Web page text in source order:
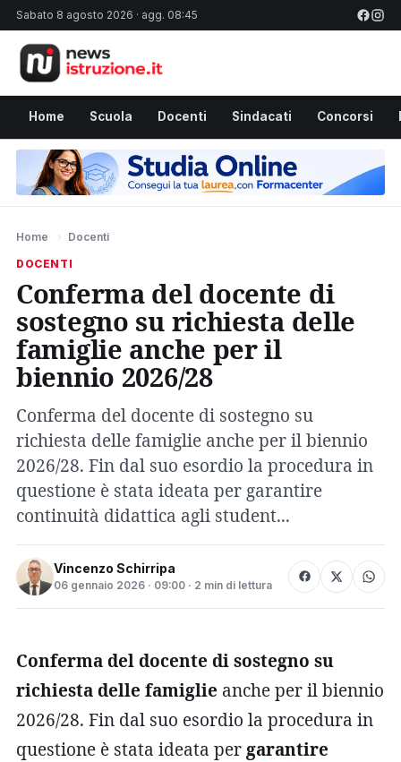
Sabato 8 agosto 2026 · agg. 08:45
Home Scuola Docenti Sindacati Concorsi
Home › Docenti
DOCENTI
Conferma del docente di
sostegno su richiesta delle
famiglie anche per il
biennio 2026/28
Conferma del docente di sostegno su
richiesta delle famiglie anche per il biennio
2026/28. Fin dal suo esordio la procedura in
questione è stata ideata per garantire
continuità didattica agli student...
Vincenzo Schirripa
06 gennaio 2026 · 09:00 · 2 min di lettura
Conferma del docente di sostegno su
richiesta delle famiglie anche per il biennio
2026/28. Fin dal suo esordio la procedura in
questione è stata ideata per garantire